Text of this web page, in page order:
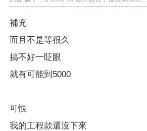
補充
而且不是等很久
搞不好一眨眼
就有可能到5000
可恨
我的工程款還沒下來